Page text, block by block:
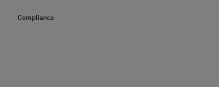
Compliance